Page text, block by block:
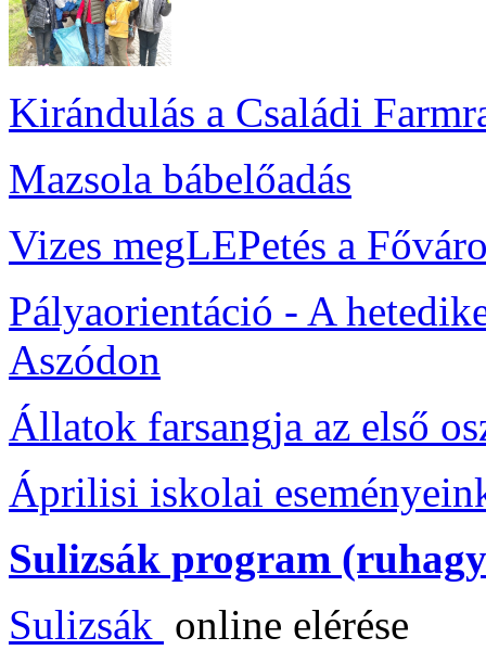
Kirándulás a Családi
Mazsola bábelőadás
Vizes megLEPetés a
Pályaorientáció - A
Aszódon
Állatok farsangja az első
Áprilisi iskolai
Sulizsák program
Sulizsák online elérése